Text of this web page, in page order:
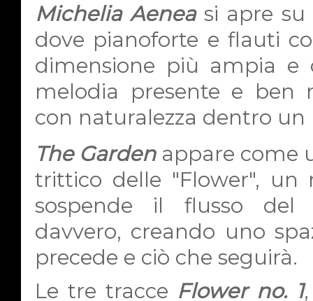
Michelia Aeneasi apre su
dove pianoforte e flauti
dimensione più ampia e
melodia presente e ben
con naturalezza dentro
The Gardenappare come
trittico delle "Flower", un
sospende il flusso del
davvero, creando uno
precede e ciò che seguirà.
Le tre tracce Flower no. 1